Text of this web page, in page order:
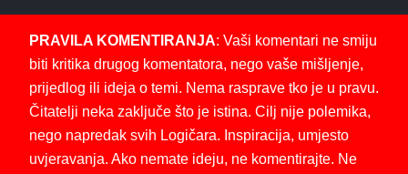
PRAVILA KOMENTIRANJA: Vaši komentari ne smiju
biti kritika drugog komentatora, nego vaše mišljenje,
prijedlog ili ideja o temi. Nema rasprave tko je u pravu.
Čitatelji neka zaključe što je istina. Cilj nije polemika,
nego napredak svih Logičara. Inspiracija, umjesto
uvjeravanja. Ako nemate ideju, ne komentirajte. Ne